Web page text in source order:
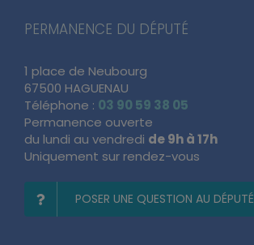
PERMANENCE DU DÉPUTÉ
1 place de Neubourg
67500 HAGUENAU
Téléphone : 03 90 59 38 05
Permanence ouverte
du lundi au vendredi de 9h à 17h
Uniquement sur rendez-vous
POSER UNE QUESTION AU DÉPUTÉ